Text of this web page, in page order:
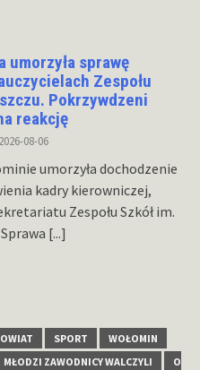
umorzyła sprawę
Zespołu
Pokrzywdzeni
reakcję
08-06
umorzyła dochodzenie
kadry kierowniczej,
Zespołu Szkół im.
[...]
SPORT
WOŁOMIN
MŁODZI ZAWODNICY WALCZYLI
O